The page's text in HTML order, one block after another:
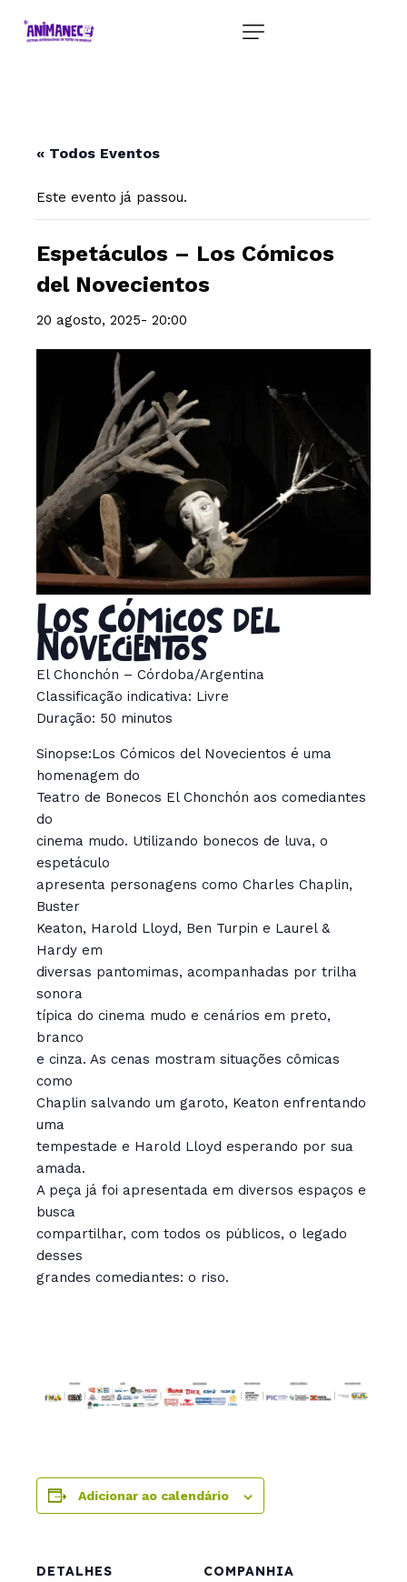
« Todos Eventos
Este evento já passou.
Espetáculos – Los Cómicos
del Novecientos
20 agosto, 2025- 20:00
Los Cómicos del
Novecientos
El Chonchón – Córdoba/Argentina
Classificação indicativa: Livre
Duração: 50 minutos
Sinopse:Los Cómicos del Novecientos é uma
homenagem do
Teatro de Bonecos El Chonchón aos comediantes
do
cinema mudo. Utilizando bonecos de luva, o
espetáculo
apresenta personagens como Charles Chaplin,
Buster
Keaton, Harold Lloyd, Ben Turpin e Laurel &
Hardy em
diversas pantomimas, acompanhadas por trilha
sonora
típica do cinema mudo e cenários em preto,
branco
e cinza. As cenas mostram situações cômicas
como
Chaplin salvando um garoto, Keaton enfrentando
uma
tempestade e Harold Lloyd esperando por sua
amada.
A peça já foi apresentada em diversos espaços e
busca
compartilhar, com todos os públicos, o legado
desses
grandes comediantes: o riso.
Adicionar ao calendário
DETALHES COMPANHIA